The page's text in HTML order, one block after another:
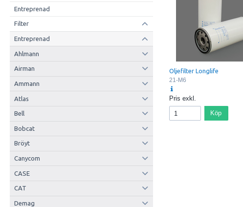
Entreprenad
Filter
Entreprenad
Ahlmann
Airman
Ammann
Atlas
Bell
Bobcat
Bröyt
Canycom
CASE
CAT
Demag
Oljefilter Longlife
21-M6
Pris exkl.
Köp